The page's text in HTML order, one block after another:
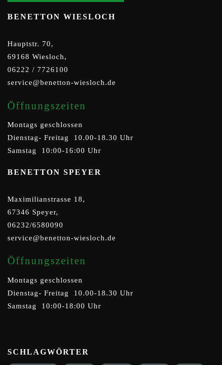
BENETTON WIESLOCH
Hauptstr. 70,
69168 Wiesloch,
06222 / 7726100
service@benetton-wiesloch.de
Öffnungszeiten
Montags geschlossen
Dienstag- Freitag 10.00-18.30 Uhr
Samstag 10:00-16:00 Uhr
BENETTON SPEYER
Maximilianstrasse 18,
67346 Speyer,
06232/6580090
service@benetton-wiesloch.de
Öffnungszeiten
Montags geschlossen
Dienstag- Freitag 10.00-18.30 Uhr
Samstag 10:00-18:00 Uhr
SCHLAGWÖRTER